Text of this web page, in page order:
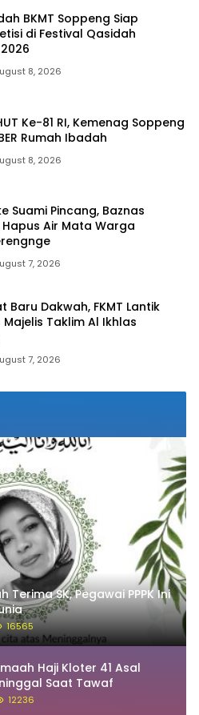
BKMT Soppeng Siap
di Festival Qasidah
8, 2026
Ke-81 RI, Kemenag Soppeng
Rumah Ibadah
8, 2026
Suami Pincang, Baznas
Air Mata Warga
7, 2026
Baru Dakwah, FKMT Lantik
Majelis Taklim Al Ikhlas
7, 2026
Terima SK, Pegawai PPPK Ini
16565
Haji Kloter 41 Asal
Saat Tawaf
12236